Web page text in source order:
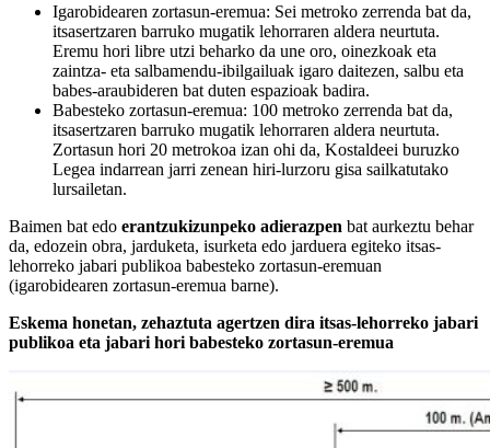
Igarobidearen zortasun-eremua: Sei metroko zerrenda bat da,
itsasertzaren barruko mugatik lehorraren aldera neurtuta.
Eremu hori libre utzi beharko da une oro, oinezkoak eta
zaintza- eta salbamendu-ibilgailuak igaro daitezen, salbu eta
babes-araubideren bat duten espazioak badira.
Babesteko zortasun-eremua: 100 metroko zerrenda bat da,
itsasertzaren barruko mugatik lehorraren aldera neurtuta.
Zortasun hori 20 metrokoa izan ohi da, Kostaldeei buruzko
Legea indarrean jarri zenean hiri-lurzoru gisa sailkatutako
lursailetan.
Baimen bat edo erantzukizunpeko adierazpen bat aurkeztu behar
da, edozein obra, jarduketa, isurketa edo jarduera egiteko itsas-
lehorreko jabari publikoa babesteko zortasun-eremuan
(igarobidearen zortasun-eremua barne).
Eskema honetan, zehaztuta agertzen dira itsas-lehorreko jabari
publikoa eta jabari hori babesteko zortasun-eremua